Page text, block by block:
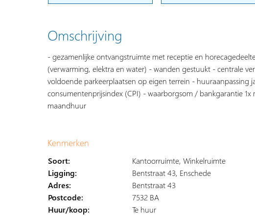
Omschrijving
- gezamenlijke ontvangstruimte met receptie en
(verwarming, elektra en water) - wanden gestuukt - centrale
voldoende parkeerplaatsen op eigen terrein - huuraanpassing
consumentenprijsindex (CPI) - waarborgsom / bankgarantie
maandhuur
Kenmerken
Soort:
Kantoorruimte, Winkelruimte
Ligging:
Bentstraat 43, Enschede
Adres:
Bentstraat 43
Postcode:
7532 BA
Huur/koop:
Te huur